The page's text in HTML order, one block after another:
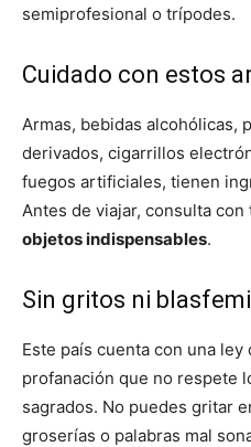
semiprofesional o trípodes.
Cuidado con estos
Armas, bebidas alcohólicas,
derivados, cigarrillos
fuegos artificiales, tienen
Antes de viajar, consulta
objetos indispensables.
Sin gritos ni
Este país cuenta con una
profanación que no respete
sagrados. No puedes gritar
groserías o palabras mal